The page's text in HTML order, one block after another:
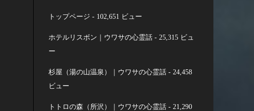
トップページ - 102,651 ビュー
ホテルリスボン｜ウワサの心霊話 - 25,315 ビュ
ー
杉屋（湯の山温泉）｜ウワサの心霊話 - 24,458
ビュー
トトロの森（所沢）｜ウワサの心霊話 - 21,290